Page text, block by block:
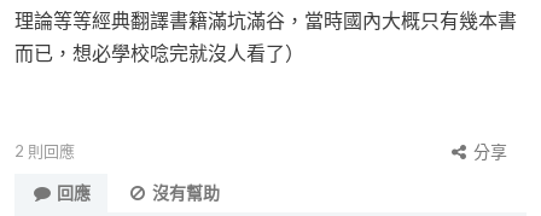
理論等等經典翻譯書籍滿坑滿谷，當時國內大概只有幾本書
而已，想必學校唸完就沒人看了）
2 則回應
分享
回應
沒有幫助